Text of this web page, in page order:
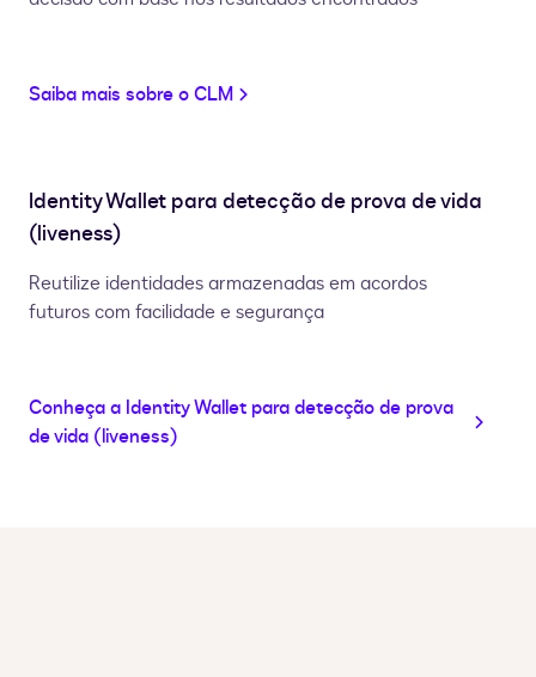
Saiba mais sobre o CLM
Identity Wallet para detecção de prova de vida
(liveness)
Reutilize identidades armazenadas em acordos
futuros com facilidade e segurança
Conheça a Identity Wallet para detecção de prova
de vida (liveness)